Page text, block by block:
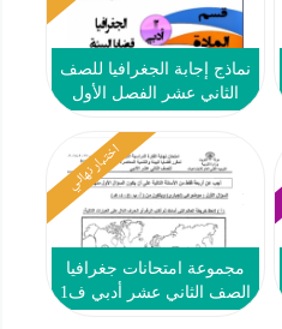
نماذج إجابة الجغرافيا للصف
الثاني عشر الفصل الأول
اختبار نهائي
مجموعة امتحانات جغرافيا
الصف الثاني عشر أدبي ف1